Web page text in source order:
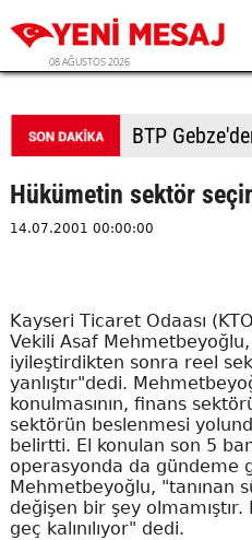
08 AĞUSTOS 2026
Hükümetin sektör
14.07.2001 00:00:00
Kayseri Ticaret Odaası
Vekili Asaf
iyileştirdikten sonra reel
yanlıştır"dedi.
konulmasının, finans
sektörün beslenmesi
belirtti. El konulan son 5
operasyonda da gündeme
Mehmetbeyoğlu, "tanınan
değişen bir şey
geç kalınılıyor" dedi.